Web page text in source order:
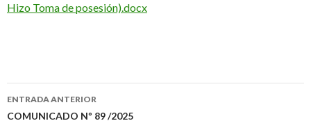
Hizo Toma de posesión).docx
Navegación
ENTRADA ANTERIOR
COMUNICADO Nº 89 /2025